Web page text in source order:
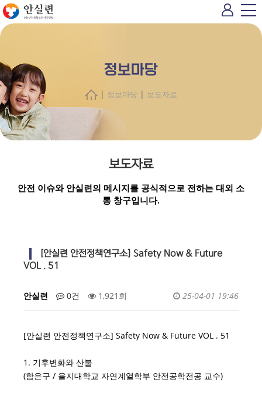
정보마당
| 정보마당 | 보도자료
보도자료
안전 이슈와 안실련의 메시지를 공식적으로 전하는 대외 소
통 창구입니다.
[안실련 안전정책연구소] Safety Now & Future
VOL . 51
안실련 0건 1,921회 25-04-01 19:46
[안실련 안전정책연구소] Safety Now & Future VOL . 51
1. 기후변화와 산불
(함은구 / 을지대학교 자연계열학부 안전공학전공 교수)